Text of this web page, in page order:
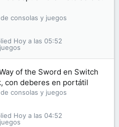
consolas y juegos
Hoy a las 05:52
of the Sword en Switch
con deberes en portátil
consolas y juegos
Hoy a las 04:52